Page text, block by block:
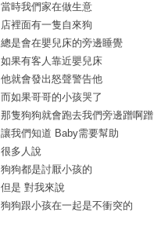
當時我們家在做生意
店裡面有一隻自來狗
總是會在嬰兒床的旁邊睡覺
如果有客人靠近嬰兒床
他就會發出怒聲警告他
而如果哥哥的小孩哭了
那隻狗狗就會跑去我們旁邊蹭啊蹭
讓我們知道 Baby需要幫助
很多人說
狗狗都是討厭小孩的
但是 對我來說
狗狗跟小孩在一起是不衝突的